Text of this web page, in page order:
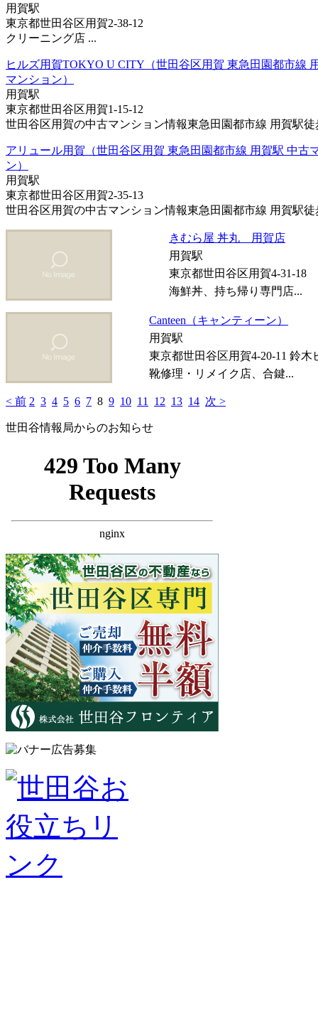
用賀駅
東京都世田谷区用賀2-38-12
クリーニング店 ...
ヒルズ用賀TOKYO U CITY（世田谷区用賀 東急田園都市線
マンション）
用賀駅
東京都世田谷区用賀1-15-12
世田谷区用賀の中古マンション情報東急田園都市線 用賀駅徒
アリュール用賀（世田谷区用賀 東急田園都市線 用賀駅 中古
ン）
用賀駅
東京都世田谷区用賀2-35-13
世田谷区用賀の中古マンション情報東急田園都市線 用賀駅徒
きむら屋 丼丸 用賀店
用賀駅
東京都世田谷区用賀4-31-18
海鮮丼、持ち帰り専門店...
Canteen（キャンティーン）
用賀駅
東京都世田谷区用賀4-20-11 鈴木
靴修理・リメイク店、合鍵...
< 前 2 3 4 5 6 7 8 9 10 11 12 13 14 次 >
世田谷情報局からのお知らせ